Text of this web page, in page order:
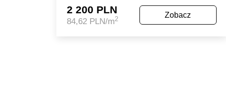
2 200 PLN
84,62 PLN/m2 Zobacz